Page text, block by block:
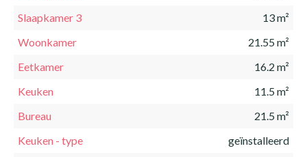
Slaapkamer 3
13 m²
Woonkamer
21.55 m²
Eetkamer
16.2 m²
Keuken
11.5 m²
Bureau
21.5 m²
Keuken - type
geïnstalleerd